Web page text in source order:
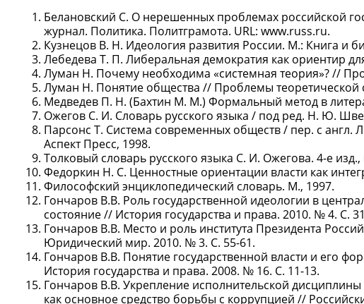
Белановский С. О нерешенных проблемах российской
журнал. Политика. Политграмота. URL: www.russ.ru.
Кузнецов В. Н. Идеология развития России. М.: Книга и
Лебедева Т. П. Либеральная демократия как ориентир
Луман Н. Почему необходима «системная теория»? //
Луман Н. Понятие общества // Проблемы
Медведев П. Н. (Бахтин М. М.) Формальный метод в
Ожегов С. И. Словарь русского языка / под ред. Н. Ю.
Парсонс Т. Система современных обществ / пер. с англ.
Аспект Пресс, 1998.
Толковый словарь русского языка С. И. Ожегова. 4-е
Федоркин Н. С. Ценностные ориентации власти как
Философский энциклопедический словарь. М., 1997.
Гончаров В.В. Роль государственной идеологии в
состояние // История государства и права. 2010. № 4. С.
Гончаров В.В. Место и роль института Президента
Юридический мир. 2010. № 3. С. 55-61.
Гончаров В.В. Понятие государственной власти и его
История государства и права. 2008. № 16. С. 11-13.
Гончаров В.В. Укрепление исполнительской
как основное средство борьбы с коррупцией //